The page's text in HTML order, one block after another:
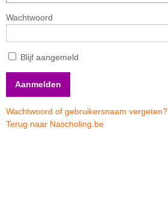
Wachtwoord
Blijf aangemeld
Wachtwoord of gebruikersnaam vergeten?
Terug naar Nascholing.be